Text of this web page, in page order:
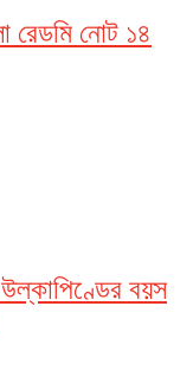
রেডমি নোট ১৪
বয়স